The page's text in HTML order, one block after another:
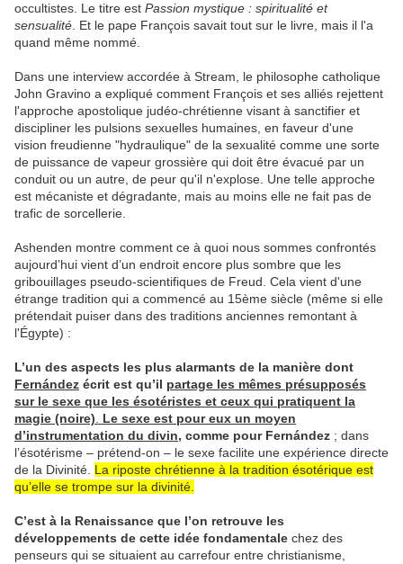
occultistes. Le titre est Passion mystique : spiritualité et
sensualité . Et le pape François savait tout sur le livre, mais il l'a
quand même nommé.
Dans une interview accordée à Stream, le philosophe catholique
John Gravino a expliqué comment François et ses alliés rejettent
l'approche apostolique judéo-chrétienne visant à sanctifier et
discipliner les pulsions sexuelles humaines, en faveur d'une
vision freudienne "hydraulique" de la sexualité comme une sorte
de puissance de vapeur grossière qui doit être évacué par un
conduit ou un autre, de peur qu'il n'explose. Une telle approche
est mécaniste et dégradante, mais au moins elle ne fait pas de
trafic de sorcellerie.
Ashenden montre comment ce à quoi nous sommes confrontés
aujourd’hui vient d’un endroit encore plus sombre que les
gribouillages pseudo-scientifiques de Freud. Cela vient d'une
étrange tradition qui a commencé au 15ème siècle (même si elle
prétendait puiser dans des traditions anciennes remontant à
l'Égypte) :
L’un des aspects les plus alarmants de la manière dont
Fernández écrit est qu’il partage les mêmes présupposés
sur le sexe que les ésotéristes et ceux qui pratiquent la
magie (noire)
Le sexe est pour eux un moyen
d’instrumentation du divin, comme pour Fernández ; dans
l’ésotérisme – prétend-on – le sexe facilite une expérience directe
de la Divinité. La riposte chrétienne à la tradition ésotérique est
qu’elle se trompe sur la divinité.
C’est à la Renaissance que l’on retrouve les
développements de cette idée fondamentale chez des
penseurs qui se situaient au carrefour entre christianisme,